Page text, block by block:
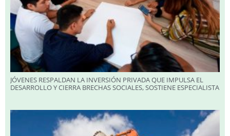
JÓVENES RESPALDAN LA INVERSIÓN PRIVADA QUE IMPULSA EL
DESARROLLO Y CIERRA BRECHAS SOCIALES, SOSTIENE ESPECIALISTA